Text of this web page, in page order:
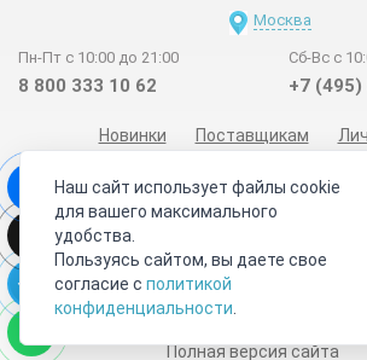
Москва
Пн-Пт с 10:00 до 21:00
8 800 333 10 62
Сб-Вс с
+7
Новинки Поставщикам
Отзывы покупателей
Обратная связь
Max
2011 - 2026
Полная версия сайта
Наш сайт использует файлы cookie
для вашего максимального
удобства.
Пользуясь сайтом, вы даете свое
согласие с политикой
конфиденциальности